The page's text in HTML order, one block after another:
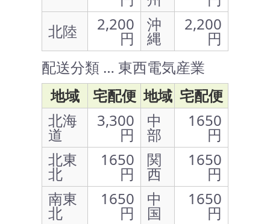
北陸
2,200
円
沖
縄
2,200
円
配送分類 … 東西電気産業
地域
宅配便 地域 宅配便
北海
道
3,300
円
中
部
1650
円
北東
北
1650
円
関
西
1650
円
南東
北
1650
円
中
国
1650
円